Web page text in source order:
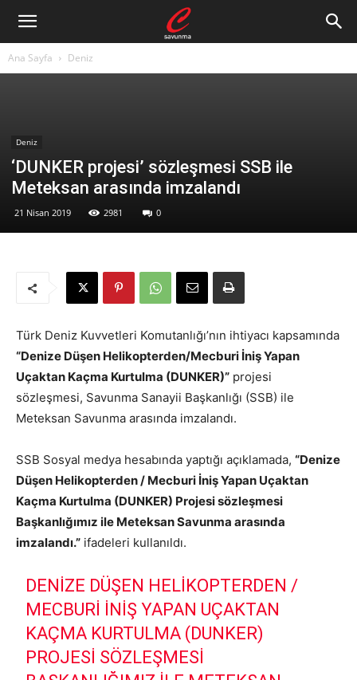
Ana Sayfa Deniz
Deniz
‘DUNKER projesi’ sözleşmesi SSB ile
Meteksan arasında imzalandı
21 Nisan 2019 2981 0
Türk Deniz Kuvvetleri Komutanlığı’nın ihtiyacı kapsamında
“Denize Düşen Helikopterden/Mecburi İniş Yapan
Uçaktan Kaçma Kurtulma (DUNKER)” projesi
sözleşmesi, Savunma Sanayii Başkanlığı (SSB) ile
Meteksan Savunma arasında imzalandı.
SSB Sosyal medya hesabında yaptığı açıklamada, “Denize
Düşen Helikopterden / Mecburi İniş Yapan Uçaktan
Kaçma Kurtulma (DUNKER) Projesi sözleşmesi
Başkanlığımız ile Meteksan Savunma arasında
imzalandı.” ifadeleri kullanıldı.
DENIZE DÜŞEN HELIKOPTERDEN /
MECBURI İNIŞ YAPAN UÇAKTAN
KAÇMA KURTULMA (DUNKER)
PROJESI SÖZLEŞMESI